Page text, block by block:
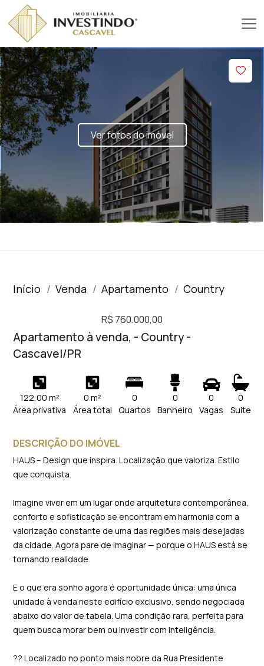
Ver fotos do imóvel
Início Venda Apartamento Country
R$ 760.000,00
Apartamento à venda, - Country -
Cascavel/PR
122,00 m²
Área privativa
0 m²
Área total
0
Quartos
0
Banheiro
0
Vagas
0
Suite
DESCRIÇÃO DO IMÓVEL
HAUS – Design que inspira. Localização que valoriza. Estilo
que conquista.
Imagine viver em um lugar onde arquitetura contemporânea,
conforto e sofisticação se encontram em harmonia com a
valorização constante de uma das regiões mais desejadas
da cidade. Agora pare de imaginar — porque o HAUS está se
tornando realidade.
E o que era sonho agora é oportunidade única: uma única
unidade à venda neste edifício exclusivo, sendo negociada
abaixo do valor de tabela. Uma condição rara, perfeita para
quem busca morar bem ou investir com inteligência.
?? Localizado no ponto mais nobre da Rua Presidente